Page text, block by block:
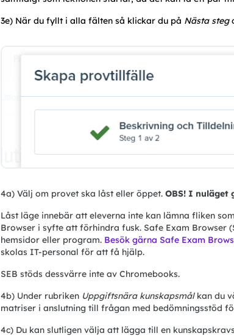
3e) När du fyllt i alla fälten så klickar du på Nästa steg
4a) Välj om provet ska låst eller öppet. OBS! I nuläget
Låst läge innebär att eleverna inte kan lämna fliken
Browser i syfte att förhindra fusk. Safe Exam Browser
hemsidor eller program. Besök gärna Safe Exam
skolas IT-personal för att få hjälp.
SEB stöds dessvärre inte av Chromebooks.
4b) Under rubriken Uppgiftsnära kunskapsmål kan du
matriser i anslutning till frågan med bedömningsstöd
4c) Du kan slutligen välja att lägga till en